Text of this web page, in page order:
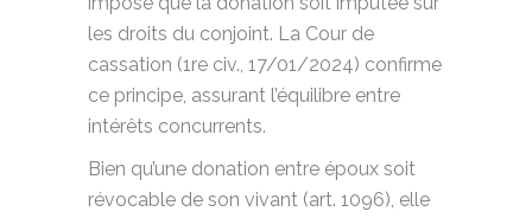
les droits du conjoint. La Cour de
cassation (1re civ., 17/01/2024) confirme
ce principe, assurant l’équilibre entre
intérêts concurrents.
Bien qu’une donation entre époux soit
révocable de son vivant (art. 1096), elle